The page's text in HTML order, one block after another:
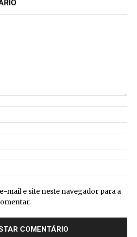
mail e site neste navegador para a